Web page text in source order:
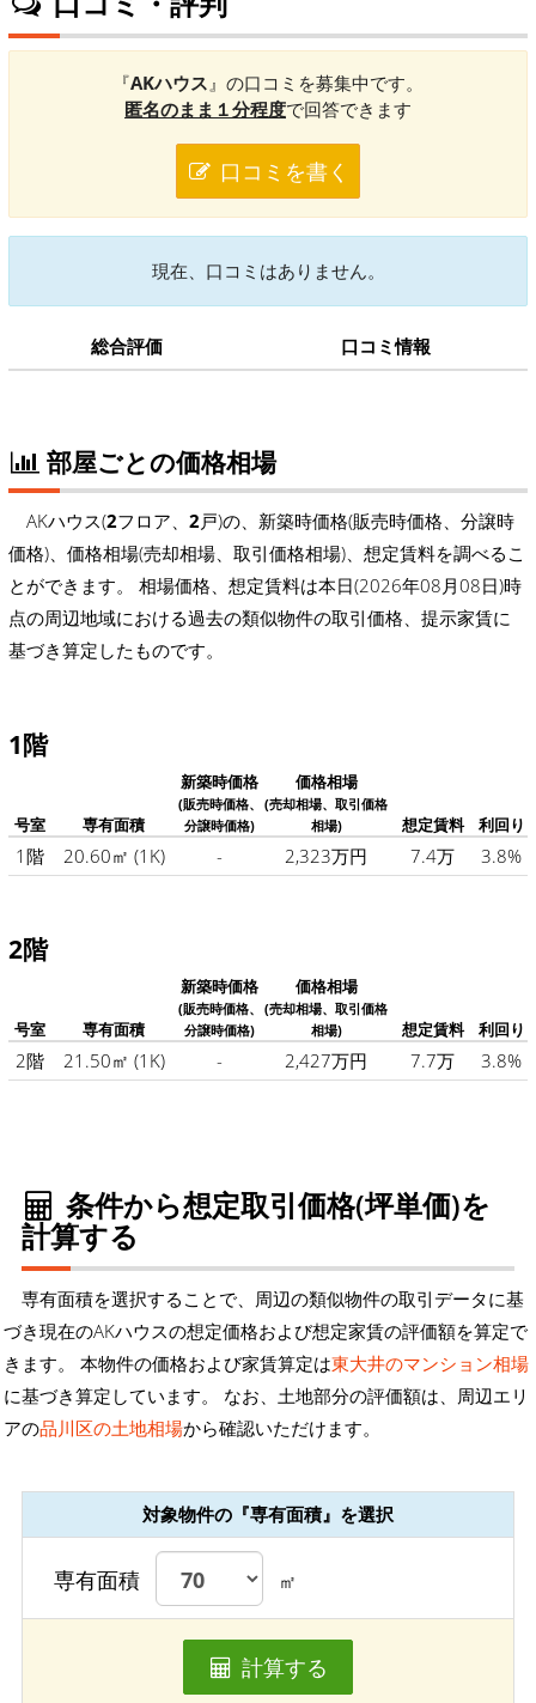
『AKハウス 』の口コミを募集中です。
匿名のまま１分程度で回答できます
口コミを書く
現在、口コミはありません。
総合評価 口コミ情報
部屋ごとの価格相場
AKハウス(2フロア、 2戸)の、新築時価格(販売時価格、分譲時
価格)、価格相場(売却相場、取引価格相場)、想定賃料を調べるこ
とができます。 相場価格、想定賃料は本日(2026年08月08日)時
点の周辺地域における過去の類似物件の取引価格、提示家賃に
基づき算定したものです。
1階
号室 専有面積
新築時価格
(販売時価格、
分譲時価格)
価格相場
(売却相場、取引価格
相場)
想定賃料 利回り
1階 20.60㎡ (1K) - 2,323万円 7.4万 3.8%
2階
号室 専有面積
新築時価格
(販売時価格、
分譲時価格)
価格相場
(売却相場、取引価格
相場)
想定賃料 利回り
2階 21.50㎡ (1K) - 2,427万円 7.7万 3.8%
条件から想定取引価格(坪単価)を
計算する
専有面積を選択することで、周辺の類似物件の取引データに基
づき現在のAKハウスの想定価格および想定家賃の評価額を算定で
きます。 本物件の価格および家賃算定は東大井のマンション相場
に基づき算定しています。 なお、土地部分の評価額は、周辺エリ
アの品川区の土地相場から確認いただけます。
対象物件の『専有面積』を選択
専有面積 ㎡
計算する